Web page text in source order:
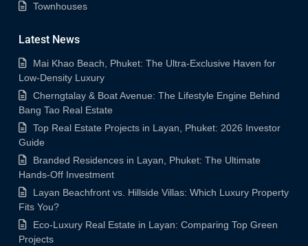
Townhouses
Latest News
Mai Khao Beach, Phuket: The Ultra-Exclusive Haven for
Low-Density Luxury
Cherngtalay & Boat Avenue: The Lifestyle Engine Behind
Bang Tao Real Estate
Top Real Estate Projects in Layan, Phuket: 2026 Investor
Guide
Branded Residences in Layan, Phuket: The Ultimate
Hands-Off Investment
Layan Beachfront vs. Hillside Villas: Which Luxury Property
Fits You?
Eco-Luxury Real Estate in Layan: Comparing Top Green
Projects